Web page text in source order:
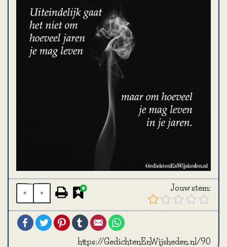
« »
Jouw stem:
FacebookTwitterPinterestTumblrEmail
https://GedichtenEnWijsheden.nl/90